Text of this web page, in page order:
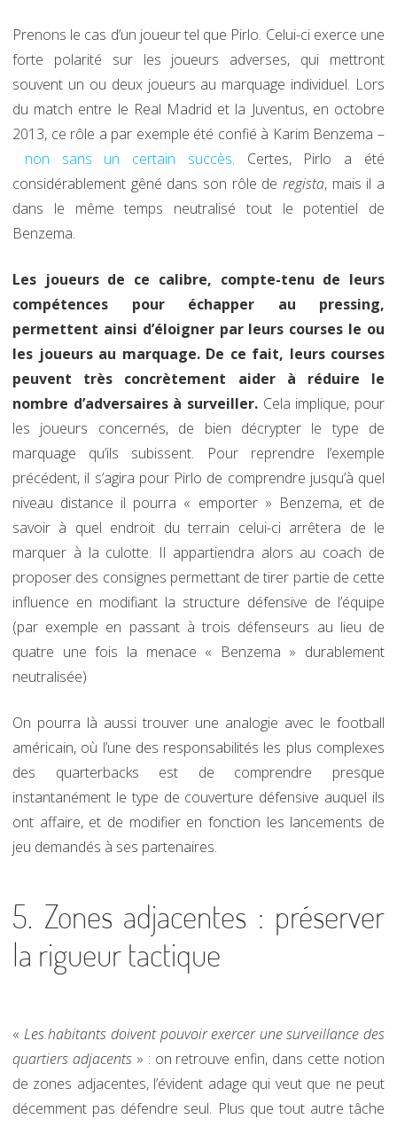
Prenons le cas d’un joueur tel que Pirlo. Celui-ci exerce une
forte polarité sur les joueurs adverses, qui mettront
souvent un ou deux joueurs au marquage individuel. Lors
du match entre le Real Madrid et la Juventus, en octobre
2013, ce rôle a par exemple été confié à Karim Benzema –
non sans un certain succès. Certes, Pirlo a été
considérablement gêné dans son rôle de regista, mais il a
dans le même temps neutralisé tout le potentiel de
Benzema.
Les joueurs de ce calibre, compte-tenu de leurs
compétences pour échapper au pressing,
permettent ainsi d’éloigner par leurs courses le ou
les joueurs au marquage. De ce fait, leurs courses
peuvent très concrètement aider à réduire le
nombre d’adversaires à surveiller. Cela implique, pour
les joueurs concernés, de bien décrypter le type de
marquage qu’ils subissent. Pour reprendre l’exemple
précédent, il s’agira pour Pirlo de comprendre jusqu’à quel
niveau distance il pourra « emporter » Benzema, et de
savoir à quel endroit du terrain celui-ci arrêtera de le
marquer à la culotte. Il appartiendra alors au coach de
proposer des consignes permettant de tirer partie de cette
influence en modifiant la structure défensive de l’équipe
(par exemple en passant à trois défenseurs au lieu de
quatre une fois la menace « Benzema » durablement
neutralisée)
On pourra là aussi trouver une analogie avec le football
américain, où l’une des responsabilités les plus complexes
des quarterbacks est de comprendre presque
instantanément le type de couverture défensive auquel ils
ont affaire, et de modifier en fonction les lancements de
jeu demandés à ses partenaires.
5. Zones adjacentes : préserver
la rigueur tactique
« Les habitants doivent pouvoir exercer une surveillance des
quartiers adjacents» : on retrouve enfin, dans cette notion
de zones adjacentes, l’évident adage qui veut que ne peut
décemment pas défendre seul. Plus que tout autre tâche